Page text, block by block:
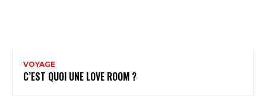
VOYAGE
C’EST QUOI UNE LOVE ROOM ?